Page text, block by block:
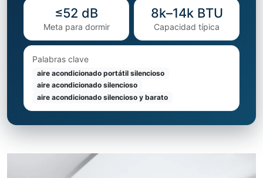
≤52 dB
Meta para dormir
8k–14k BTU
Capacidad típica
Palabras clave
aire acondicionado portátil silencioso
aire acondicionado silencioso
aire acondicionado silencioso y barato